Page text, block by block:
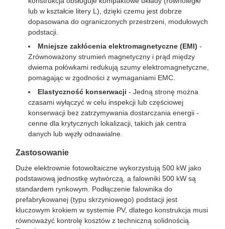
lub w kształcie litery L), dzięki czemu jest dobrze
dopasowana do ograniczonych przestrzeni, modułowych
podstacji.
Mniejsze zakłócenia elektromagnetyczne (EMI) -
Zrównoważony strumień magnetyczny i prąd między
dwiema połówkami redukują szumy elektromagnetyczne,
pomagając w zgodności z wymaganiami EMC.
Elastyczność konserwacji - Jedną stronę można
czasami wyłączyć w celu inspekcji lub częściowej
konserwacji bez zatrzymywania dostarczania energii -
cenne dla krytycznych lokalizacji, takich jak centra
danych lub węzły odnawialne.
Zastosowanie
Duże elektrownie fotowoltaiczne wykorzystują 500 kW jako
podstawową jednostkę wytwórczą, a falowniki 500 kW są
standardem rynkowym. Podłączenie falownika do
prefabrykowanej (typu skrzyniowego) podstacji jest
kluczowym krokiem w systemie PV, dlatego konstrukcja musi
równoważyć kontrolę kosztów z techniczną solidnością.